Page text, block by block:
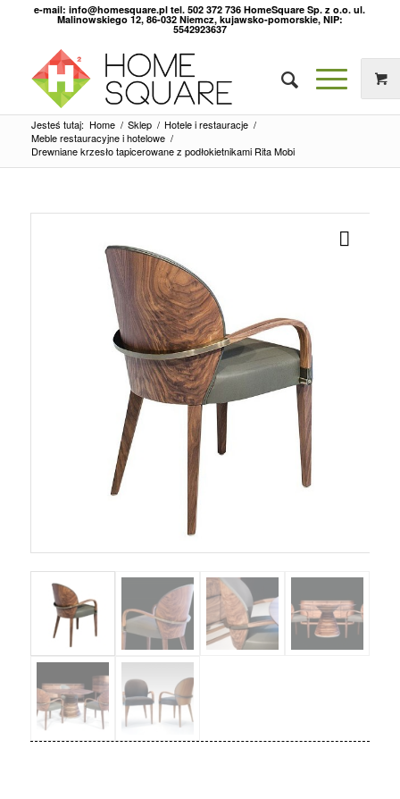
e-mail: info@homesquare.pl tel. 502 372 736 HomeSquare Sp. z o.o. ul.
Malinowskiego 12, 86-032 Niemcz, kujawsko-pomorskie, NIP:
5542923637
Jesteś tutaj: Home / Sklep / Hotele i restauracje /
Meble restauracyjne i hotelowe /
Drewniane krzesło tapicerowane z podłokietnikami Rita Mobi